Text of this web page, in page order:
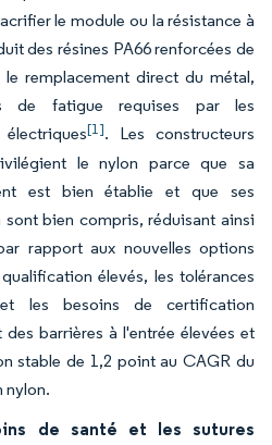
le module ou la résistance à
des résines PA66 renforcées de
remplacement direct du métal,
de fatigue requises par les
[1]. Les constructeurs
le nylon parce que sa
est bien établie et que ses
bien compris, réduisant ainsi
rapport aux nouvelles options
élevés, les tolérances
et les besoins de certification
barrières à l'entrée élevées et
stable de 1,2 point au CAGR du
nylon.
de santé et les sutures